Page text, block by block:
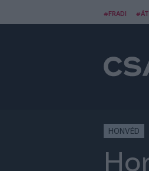
#FRADI
HONVÉD